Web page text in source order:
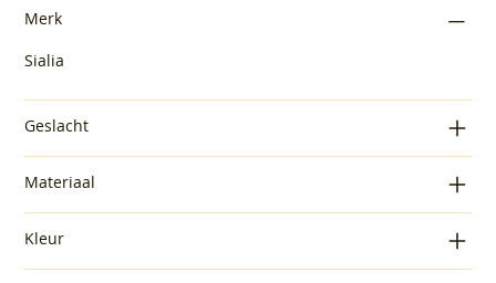
Merk
Sialia
Geslacht
Materiaal
Kleur